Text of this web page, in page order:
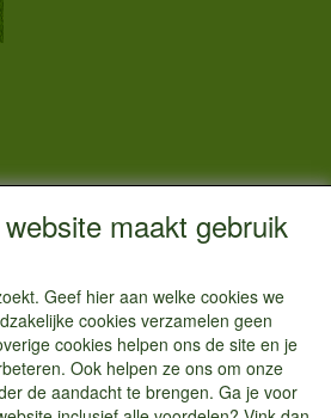
maakt gebruik
Geef hier aan welke cookies we
cookies verzamelen geen
cookies helpen ons de site en je
Ook helpen ze ons om onze
de aandacht te brengen. Ga je voor